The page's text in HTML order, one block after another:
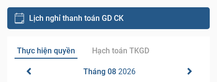
Lịch nghỉ thanh toán GD CK
Thực hiện quyền Hạch toán TKGD
Tháng 08 2026